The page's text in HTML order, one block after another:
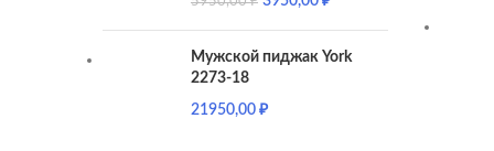
жёлто-синий
Жёлтый 2
Мужской пиджак York
2273-18
21950,00 ₽